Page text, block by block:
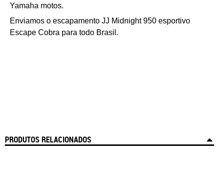
Yamaha motos.
Enviamos o escapamento JJ Midnight950 esportivo
Escape Cobra para todo Brasil.
PRODUTOS RELACIONADOS